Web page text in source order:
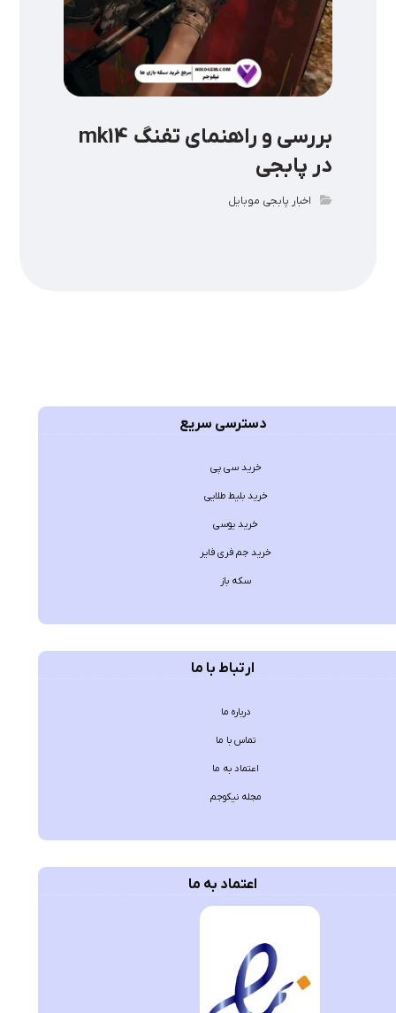
بررسی و راهنمای تفنگ mk14
در پابجی
اخبار پابجی موبایل
دسترسی سریع
خرید سی پی
خرید بلیط طلایی
خرید یوسی
خرید جم فری فایر
سکه باز
ارتباط با ما
درباره ما
تماس با ما
اعتماد به ما
مجله نیکوجم
اعتماد به ما